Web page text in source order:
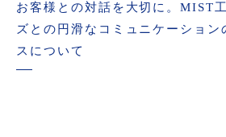
お客様との対話を大切に。MIST
ズとの円滑なコミュニケーション
スについて